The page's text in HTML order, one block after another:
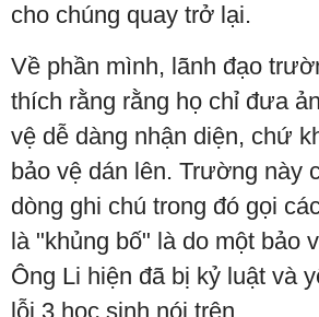
cho chúng quay trở lại.
Về phần mình, lãnh đạo
thích rằng rằng họ chỉ đưa
vệ dễ dàng nhận diện, chứ
bảo vệ dán lên. Trường này
dòng ghi chú trong đó gọi
là "khủng bố" là do một bảo
Ông Li hiện đã bị kỷ luật và
lỗi 3 học sinh nói trên.